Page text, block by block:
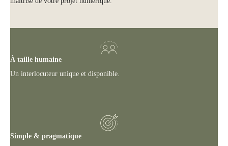
À taille humaine
Un interlocuteur unique et disponible.
Simple & pragmatique